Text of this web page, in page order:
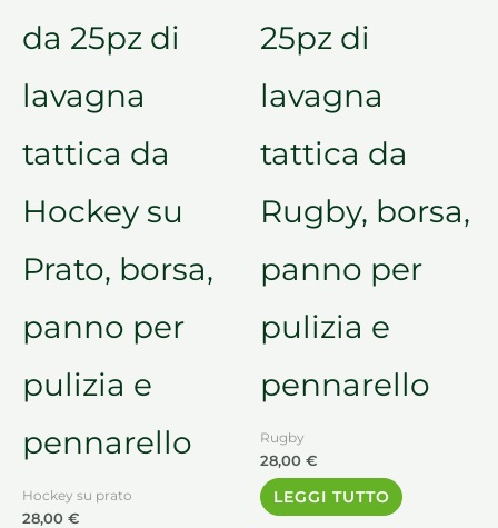
da 25pz di
lavagna
tattica da
Hockey su
Prato, borsa,
panno per
pulizia e
pennarello
Hockey su prato
28,00 €
25pz di
lavagna
tattica da
Rugby, borsa,
panno per
pulizia e
pennarello
Rugby
28,00 €
LEGGI TUTTO